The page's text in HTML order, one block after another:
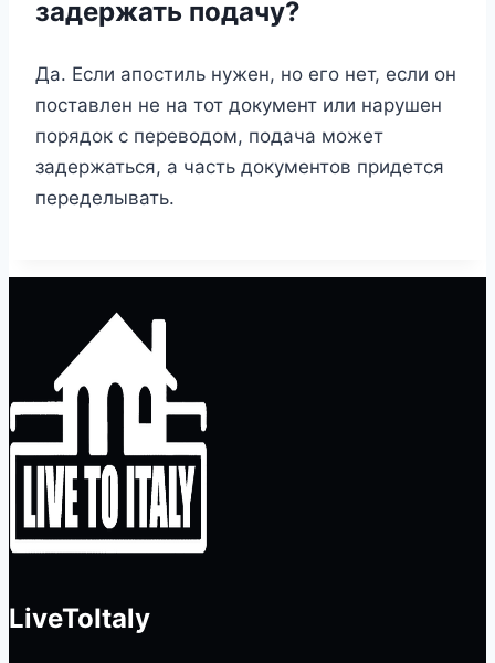
задержать подачу?
Да. Если апостиль нужен, но его нет, если он
поставлен не на тот документ или нарушен
порядок с переводом, подача может
задержаться, а часть документов придется
переделывать.
LiveToItaly